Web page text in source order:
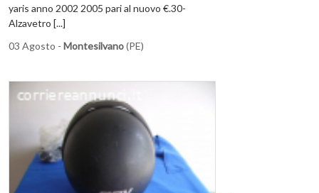
yaris anno 2002 2005 pari al nuovo €.30-
Alzavetro [...]
03 Agosto - Montesilvano(PE)